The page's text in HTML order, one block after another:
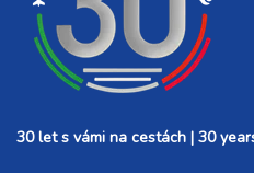
30 let s vámi na cestách | 30